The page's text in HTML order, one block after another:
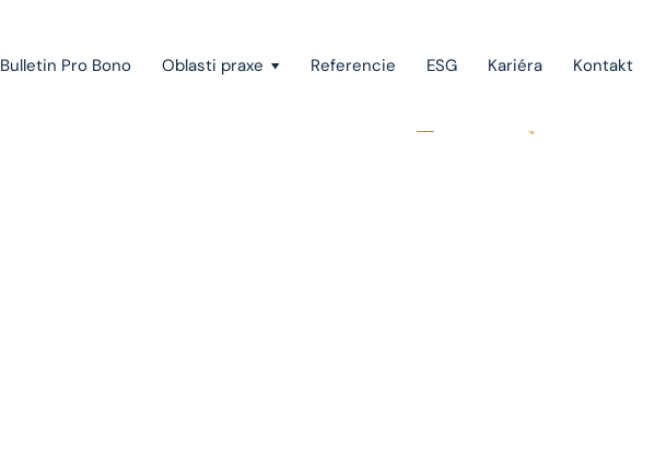
Bulletin Pro Bono Oblasti praxe Referencie ESG Kariéra Kontakt